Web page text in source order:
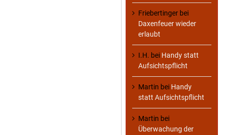
Friebertinger bei
Daxenfeuer wieder
erlaubt
I.H. bei Handy statt
Aufsichtspflicht
Martin bei Handy
statt Aufsichtspflicht
Martin bei
Überwachung der